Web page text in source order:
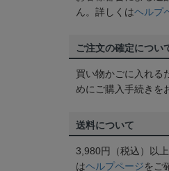
ん。詳しくはヘルプ
ご注文の確定につい
買い物かごに入れる
めにご購入手続きを
送料について
3,980円（税込）以
はヘルプページをご